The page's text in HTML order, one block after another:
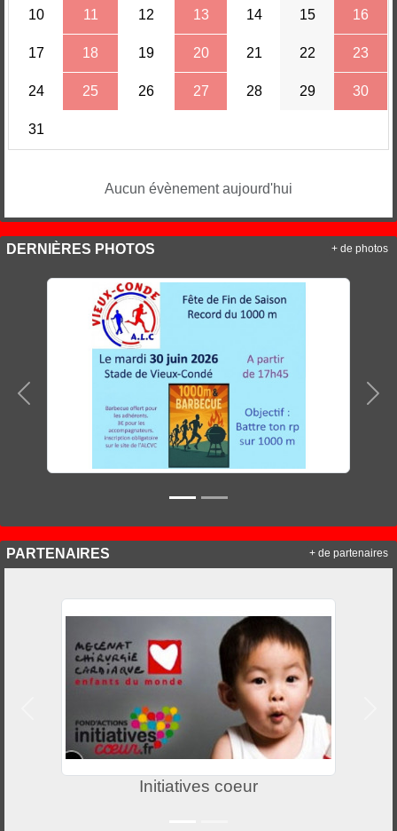
10 11 12 13 14 15 16
17 18 19 20 21 22 23
24 25 26 27 28 29 30
31
Aucun évènement aujourd'hui
DERNIÈRES PHOTOS
Précedent
+ de photos
PARTENAIRES
Initiatives coeur
Précedent
+ de partenaires